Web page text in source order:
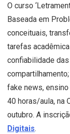
O curso
Baseada em
conceituais,
tarefas
confiabilidade
fake news,
40 horas/aula, na
outubro. A
Digitais.